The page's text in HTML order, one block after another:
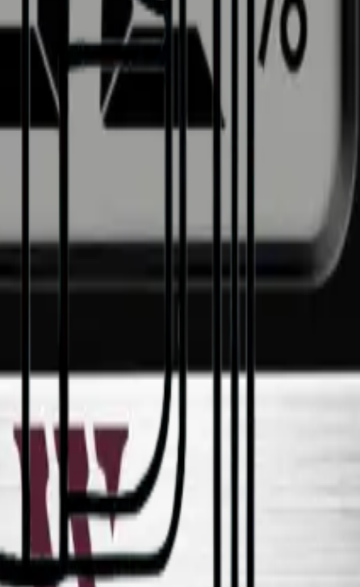
Design, UV-geschütztes Glas und einstellbare Temperaturen.